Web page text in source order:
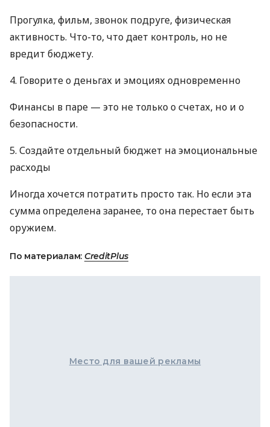
Прогулка, фильм, звонок подруге, физическая
активность. Что-то, что дает контроль, но не
вредит бюджету.
4. Говорите о деньгах и эмоциях одновременно
Финансы в паре — это не только о счетах, но и о
безопасности.
5. Создайте отдельный бюджет на эмоциональные
расходы
Иногда хочется потратить просто так. Но если эта
сумма определена заранее, то она перестает быть
оружием.
По материалам: CreditPlus
Место для вашей рекламы